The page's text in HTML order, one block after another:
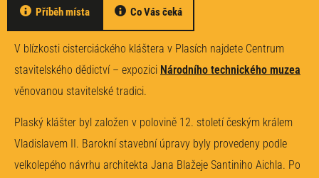
Příběh místa Co Vás čeká
V blízkosti cisterciáckého kláštera v Plasích najdete Centrum
stavitelského dědictví – expozici Národního technického muzea
věnovanou stavitelské tradici.
Plaský klášter byl založen v polovině 12. století českým králem
Vladislavem II. Barokní stavební úpravy byly provedeny podle
velkolepého návrhu architekta Jana Blažeje Santiniho Aichla. Po